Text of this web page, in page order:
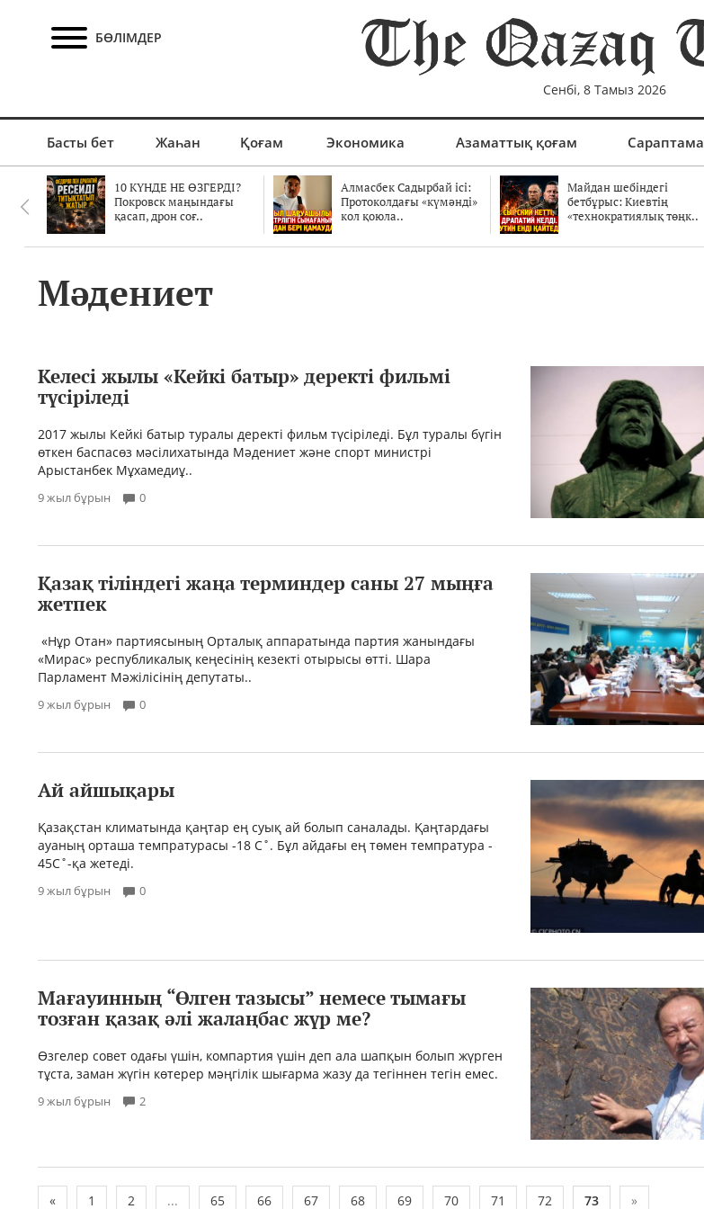
БӨЛІМДЕР
Сенбі, 8 Тамыз 2026
Басты бет Жаһан Қоғам Экономика Азаматтық қоғам Сараптама
10 КҮНДЕ НЕ ӨЗГЕРДІ?
Покровск маңындағы
қасап, дрон соғ..
Алмасбек Садырбай ісі:
Протоколдағы «күмәнді»
кол қоюла..
Майдан шебіндегі
бетбұрыс: Киевтің
«технократиялық төңк..
Мәдениет
Келесі жылы «Кейкі батыр» деректі фильмі
түсіріледі
2017 жылы Кейкі батыр туралы деректі фильм түсіріледі. Бұл туралы бүгін
өткен баспасөз мәсілихатында Мәдениет және спорт министрі
Арыстанбек Мұхамедиұ..
9 жыл бұрын 0
Қазақ тіліндегі жаңа терминдер саны 27 мыңға
жетпек
«Нұр Отан» партиясының Орталық аппаратында партия жанындағы
«Мирас» республикалық кеңесінің кезекті отырысы өтті. Шара
Парламент Мәжілісінің депутаты..
9 жыл бұрын 0
Ай айшықары
Қазақстан климатында қаңтар ең суық ай болып саналады. Қаңтардағы
ауаның орташа темпратурасы -18 С˚. Бұл айдағы ең төмен темпратура -
45С˚-қа жетеді.
9 жыл бұрын 0
Мағауинның “Өлген тазысы” немесе тымағы
тозған қазақ әлі жалаңбас жүр ме?
Өзгелер совет одағы үшін, компартия үшін деп ала шапқын болып жүрген
тұста, заман жүгін көтерер мәңгілік шығарма жазу да тегіннен тегін емес.
9 жыл бұрын 2
« 1 2 ... 65 66 67 68 69 70 71 72 73 »